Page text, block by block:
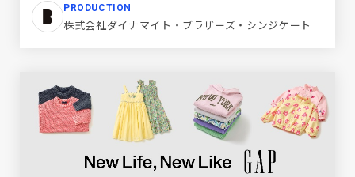
PRODUCTION
株式会社ダイナマイト・ブラザーズ・シンジケート